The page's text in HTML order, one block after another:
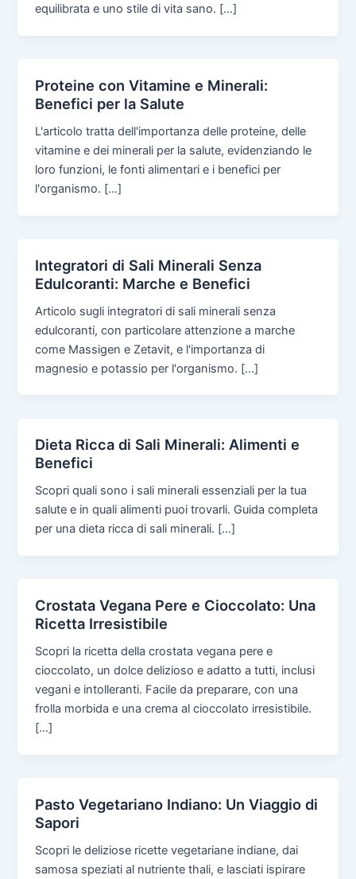
equilibrata e uno stile di vita sano. […]
Proteine con Vitamine e Minerali:
Benefici per la Salute
L'articolo tratta dell'importanza delle proteine, delle
vitamine e dei minerali per la salute, evidenziando le
loro funzioni, le fonti alimentari e i benefici per
l'organismo. […]
Integratori di Sali Minerali Senza
Edulcoranti: Marche e Benefici
Articolo sugli integratori di sali minerali senza
edulcoranti, con particolare attenzione a marche
come Massigen e Zetavit, e l'importanza di
magnesio e potassio per l'organismo. […]
Dieta Ricca di Sali Minerali: Alimenti e
Benefici
Scopri quali sono i sali minerali essenziali per la tua
salute e in quali alimenti puoi trovarli. Guida completa
per una dieta ricca di sali minerali. […]
Crostata Vegana Pere e Cioccolato: Una
Ricetta Irresistibile
Scopri la ricetta della crostata vegana pere e
cioccolato, un dolce delizioso e adatto a tutti, inclusi
vegani e intolleranti. Facile da preparare, con una
frolla morbida e una crema al cioccolato irresistibile.
[…]
Pasto Vegetariano Indiano: Un Viaggio di
Sapori
Scopri le deliziose ricette vegetariane indiane, dai
samosa speziati al nutriente thali, e lasciati ispirare